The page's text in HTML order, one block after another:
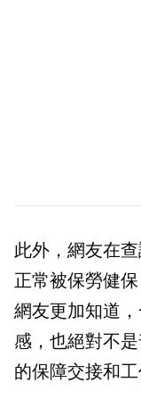
此外，網友在
正常被保勞健
網友更加知道
感，也絕對不
的保障交接和